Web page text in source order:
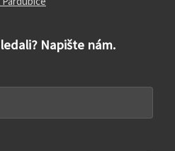
Napište nám.